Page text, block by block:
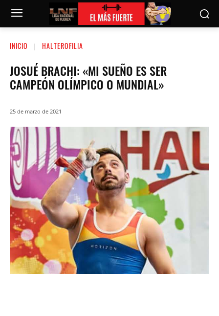
INICIO HALTEROFILIA
JOSUÉ BRACHI: «MI SUEÑO ES SER
CAMPEÓN OLÍMPICO O MUNDIAL»
25 de marzo de 2021